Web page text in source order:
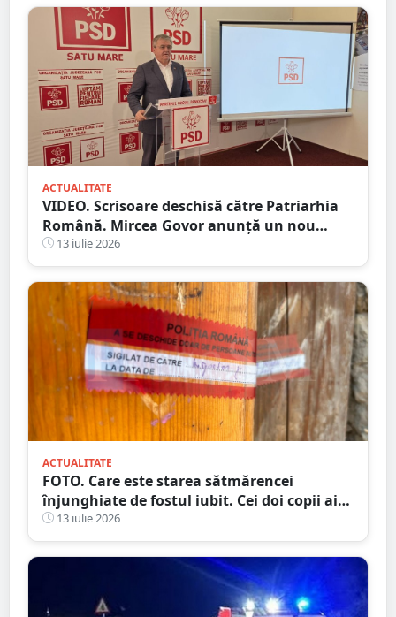
ACTUALITATE
VIDEO. Scrisoare deschisă către Patriarhia
Română. Mircea Govor anunță un nou
demers împotriva deputatului Adrian
Cozma
13 iulie 2026
ACTUALITATE
FOTO. Care este starea sătmărencei
înjunghiate de fostul iubit. Cei doi copii ai
femeii, luați în plasament
13 iulie 2026